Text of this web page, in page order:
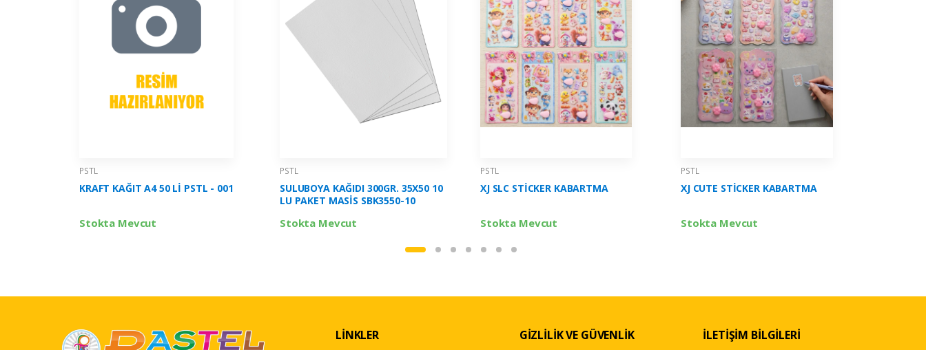
PSTL
KRAFT KAĞIT A4 50 Lİ PSTL - 001
Stokta Mevcut
PSTL
SULUBOYA KAĞIDI 300GR. 35X50 10
LU PAKET MASİS SBK3550-10
Stokta Mevcut
PSTL
XJ SLC STİCKER KABARTMA
Stokta Mevcut
PSTL
XJ CUTE STİCKER KABARTMA
Stokta Mevcut
LİNKLER GİZLİLİK VE GÜVENLİK İLETİŞİM BİLGİLERİ